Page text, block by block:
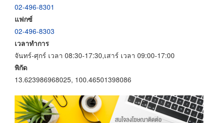
02-496-8301
แฟกซ์
02-496-8303
เวลาทำการ
จันทร์-ศุกร์ เวลา 08:30-17:30,เสาร์ เวลา 09:00-17:00
พิกัด
13.623986968025, 100.46501398086